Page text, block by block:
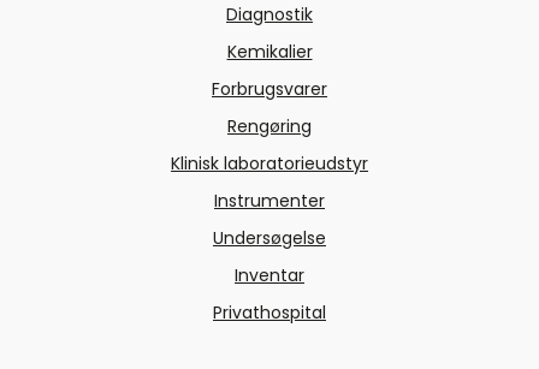
Diagnostik
Kemikalier
Forbrugsvarer
Rengøring
Klinisk laboratorieudstyr
Instrumenter
Undersøgelse
Inventar
Privathospital